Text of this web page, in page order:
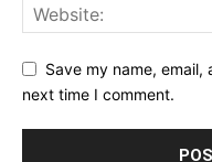
Save my name,
next time I comment.